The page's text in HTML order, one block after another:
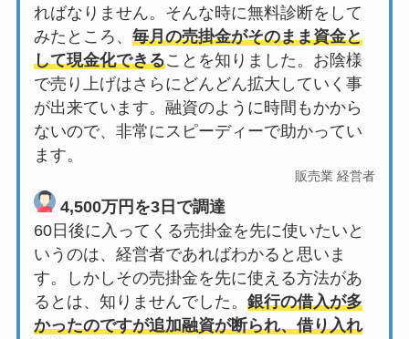
ればなりません。そんな時に無料診断をして
みたところ、 毎月の売掛金がそのまま資金と
して現金化できることを知りました。お陰様
で売り上げはさらにどんどん拡大していく事
が出来ています。融資のように時間もかから
ないので、非常にスピーディーで助かってい
ます。
販売業 経営者
4,500万円を3日で調達
60日後に入ってくる売掛金を先に使いたいと
いうのは、経営者であればわかると思いま
す。しかしその売掛金を先に使える方法があ
るとは、知りませんでした。 銀行の借入が多
かったのですが追加融資が断られ、借り入れ